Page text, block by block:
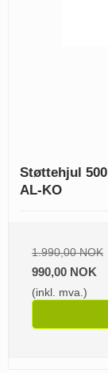
Støttehjul
AL-KO
1.990,00 NOK
990,00 NOK
(inkl. mva.)